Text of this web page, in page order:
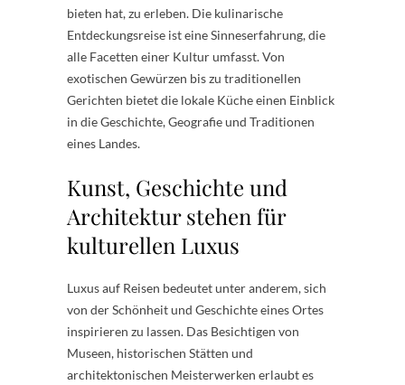
bieten hat, zu erleben. Die kulinarische
Entdeckungsreise ist eine Sinneserfahrung, die
alle Facetten einer Kultur umfasst. Von
exotischen Gewürzen bis zu traditionellen
Gerichten bietet die lokale Küche einen Einblick
in die Geschichte, Geografie und Traditionen
eines Landes.
Kunst, Geschichte und
Architektur stehen für
kulturellen Luxus
Luxus auf Reisen bedeutet unter anderem, sich
von der Schönheit und Geschichte eines Ortes
inspirieren zu lassen. Das Besichtigen von
Museen, historischen Stätten und
architektonischen Meisterwerken erlaubt es